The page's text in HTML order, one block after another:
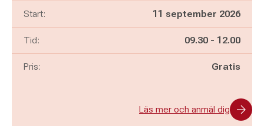
Start: 11 september 2026
Tid: Pågår mellan
09.30 - och
12.00
Pris: Gratis
Läs mer och anmäl dig